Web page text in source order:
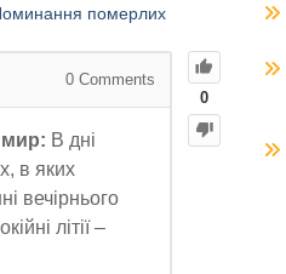
померлих
0
0Comments
В дні
в яких
вечірнього
літії –